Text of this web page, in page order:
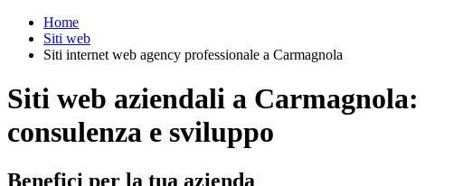
Home
Siti web
Siti internet web agency professionale a Carmagnola
Siti web aziendali a Carmagnola:
consulenza e sviluppo
Benefici per la tua azienda